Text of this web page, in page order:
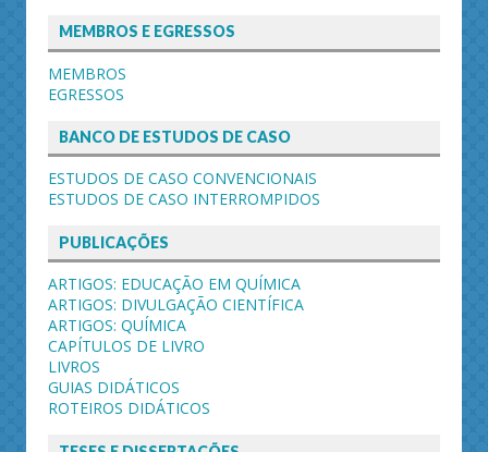
MEMBROS E EGRESSOS
MEMBROS
EGRESSOS
BANCO DE ESTUDOS DE CASO
ESTUDOS DE CASO CONVENCIONAIS
ESTUDOS DE CASO INTERROMPIDOS
PUBLICAÇÕES
ARTIGOS: EDUCAÇÃO EM QUÍMICA
ARTIGOS: DIVULGAÇÃO CIENTÍFICA
ARTIGOS: QUÍMICA
CAPÍTULOS DE LIVRO
LIVROS
GUIAS DIDÁTICOS
ROTEIROS DIDÁTICOS